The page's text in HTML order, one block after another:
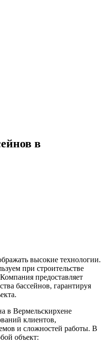
в
высокие технологии.
при строительстве
предоставляет
бассейнов, гарантируя
в Вермельскирхене
клиентов,
и сложностей работы. В
объект: